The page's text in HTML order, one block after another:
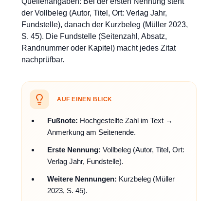
der Vollbeleg (Autor, Titel, Ort: Verlag Jahr,
Fundstelle), danach der Kurzbeleg (Müller 2023,
S. 45). Die Fundstelle (Seitenzahl, Absatz,
Randnummer oder Kapitel) macht jedes Zitat
nachprüfbar.
AUF EINEN BLICK
Fußnote: Hochgestellte Zahl im Text →
Anmerkung am Seitenende.
Erste Nennung: Vollbeleg (Autor, Titel, Ort:
Verlag Jahr, Fundstelle).
Weitere Nennungen: Kurzbeleg (Müller
2023, S. 45).